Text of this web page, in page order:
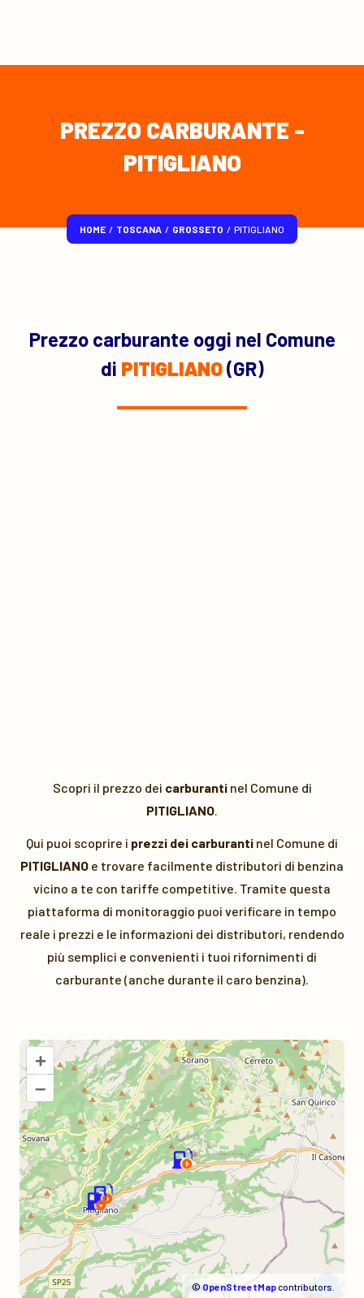
PREZZO CARBURANTE -
PITIGLIANO
HOME / TOSCANA / GROSSETO / PITIGLIANO
Prezzo carburante oggi nel Comune
di PITIGLIANO(GR)
Scopri il prezzo dei carburantinel Comune di
PITIGLIANO.
Qui puoi scoprire i prezzi dei carburanti nel Comune di
PITIGLIANO e trovare facilmente distributori di benzina
vicino a te con tariffe competitive. Tramite questa
piattaforma di monitoraggio puoi verificare in tempo
reale i prezzi e le informazioni dei distributori, rendendo
più semplici e convenienti i tuoi rifornimenti di
carburante (anche durante il caro benzina).
+
–
©OpenStreetMapcontributors.